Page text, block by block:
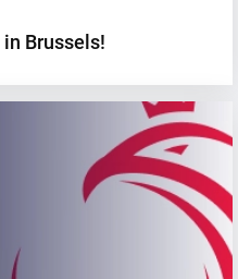
Brussels!